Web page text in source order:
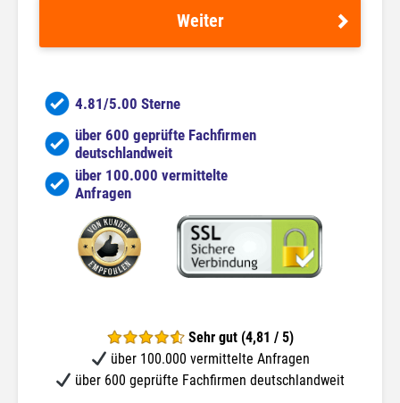
Weiter
4.81/5.00 Sterne
über 600 geprüfte Fachfirmen
deutschlandweit
über 100.000 vermittelte
Anfragen
Sehr gut (4,81 / 5)
über 100.000 vermittelte Anfragen
über 600 geprüfte Fachfirmen deutschlandweit